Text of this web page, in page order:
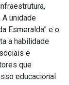
unidade
Esmeralda” e o
a habilidade
e
que
educacional